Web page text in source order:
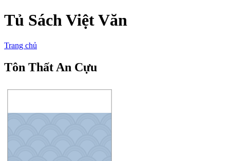
Tủ Sách Việt Văn
Trang chủ
Tôn Thất An Cựu